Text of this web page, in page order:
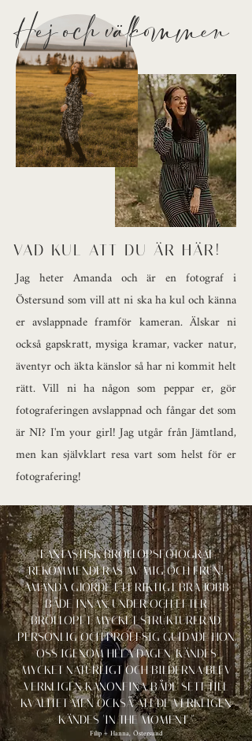
Hej och välkommen
VAD KUL ATT DU ÄR HÄR!
Jag heter Amanda och är en fotograf i
Östersund som vill att ni ska ha kul och känna
er avslappnade framför kameran. Älskar ni
också gapskratt, mysiga kramar, vacker natur,
äventyr och äkta känslor så har ni kommit helt
rätt. Vill ni ha någon som peppar er, gör
fotograferingen avslappnad och fångar det som
är NI? I'm your girl! Jag utgår från Jämtland,
men kan självklart resa vart som helst för er
fotografering!
"FANTASTISK BRÖLLOPSFOTOGRAF,
REKOMMENDERAS AV MIG OCH FRUN!
AMANDA GJORDE ETT RIKTIGT BRA JOBB
BÅDE INNAN, UNDER OCH EFTER
BRÖLLOPET. MYCKET STRUKTURERAD,
PERSONLIG OCH PROFFSIG GUIDADE HON
OSS IGENOM HELA DAGEN. KÄNDES
MYCKET NATURLIGT OCH BILDERNA BLEV
VERKLIGEN KANONFINA, BÅDE SETT TILL
KVALITET MEN OCKSÅ ATT DE VERKLIGEN
KÄNDES 'IN THE MOMENT'."
Filip + Hanna, Östersund